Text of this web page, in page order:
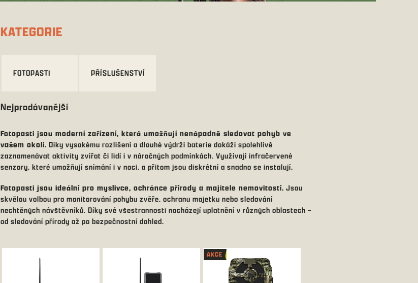
KATEGORIE
FOTOPASTI PŘÍSLUŠENSTVÍ
Nejprodávanější
Fotopasti jsou moderní zařízení, která umožňují nenápadně sledovat pohyb ve
vašem okolí. Díky vysokému rozlišení a dlouhé výdrži baterie dokáží spolehlivě
zaznamenávat aktivity zvířat či lidí i v náročných podmínkách. Využívají infračervené
senzory, které umožňují snímání i v noci, a přitom jsou diskrétní a snadno se instalují.
Fotopasti jsou ideální pro myslivce, ochránce přírody a majitele nemovitostí. Jsou
skvělou volbou pro monitorování pohybu zvěře, ochranu majetku nebo sledování
nechtěných návštěvníků. Díky své všestrannosti nacházejí uplatnění v různých oblastech –
od sledování přírody až po bezpečnostní dohled.
V
AKCE